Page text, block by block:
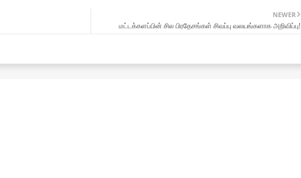
NEWER
மட்டக்களப்பின் சில பிரதேசங்கள் சிவப்பு வலயங்களாக அறிவிப்பு!